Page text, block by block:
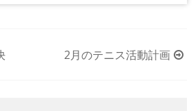
2月のテニス活動計画